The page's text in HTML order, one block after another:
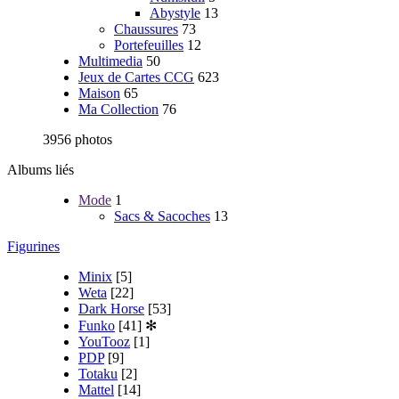
Abystyle 13
Chaussures 73
Portefeuilles 12
Multimedia 50
Jeux de Cartes CCG 623
Maison 65
Ma Collection 76
3956 photos
Albums liés
Mode 1
Sacs & Sacoches 13
Figurines
Minix [5]
Weta [22]
Dark Horse [53]
Funko [41] ✻
YouTooz [1]
PDP [9]
Totaku [2]
Mattel [14]